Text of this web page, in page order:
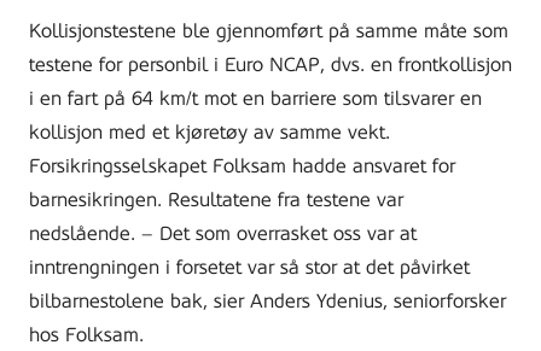
Kollisjonstestene ble gjennomført på samme måte som
testene for personbil i Euro NCAP, dvs. en frontkollisjon
i en fart på 64 km/t mot en barriere som tilsvarer en
kollisjon med et kjøretøy av samme vekt.
Forsikringsselskapet Folksam hadde ansvaret for
barnesikringen. Resultatene fra testene var
nedslående. – Det som overrasket oss var at
inntrengningen i forsetet var så stor at det påvirket
bilbarnestolene bak, sier Anders Ydenius, seniorforsker
hos Folksam.